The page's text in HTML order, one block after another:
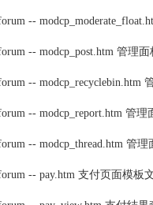
--
-- modcp_post.htm 管理
-- modcp_recyclebin.htm
-- modcp_report.htm 管
-- modcp_thread.htm 管
-- pay.htm 支付页面模板